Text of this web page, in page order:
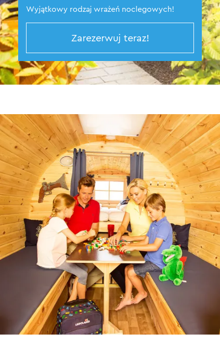
Wyjątkowy rodzaj wrażeń noclegowych!
Zarezerwuj teraz!